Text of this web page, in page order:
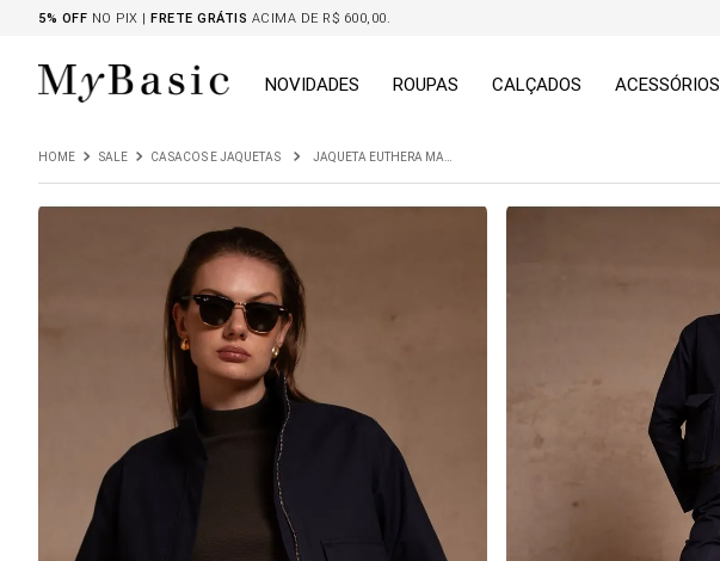
5% OFF NO PIX | FRETE GRÁTIS ACIMA DE R$ 600,00.
NOVIDADES ROUPAS CALÇADOS ACESSÓRIOS
SALE CASACOS E JAQUETAS JAQUETA EUTHERA MARINHO